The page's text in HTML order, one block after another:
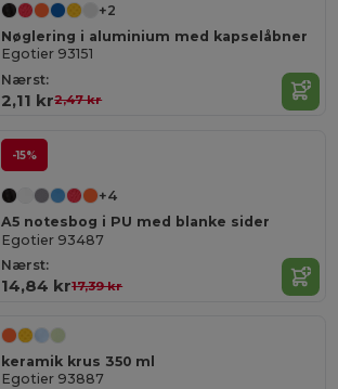
+2
Nøglering i aluminium med kapselåbner
Egotier 93151
Nærst:
2,11 kr2,47 kr
-15%
+4
A5 notesbog i PU med blanke sider
Egotier 93487
Nærst:
14,84 kr17,39 kr
keramik krus 350 ml
Egotier 93887